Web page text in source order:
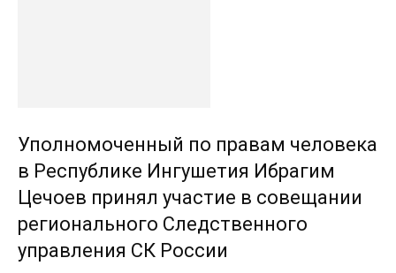
Уполномоченный по правам человека
в Республике Ингушетия Ибрагим
Цечоев принял участие в совещании
регионального Следственного
управления СК России